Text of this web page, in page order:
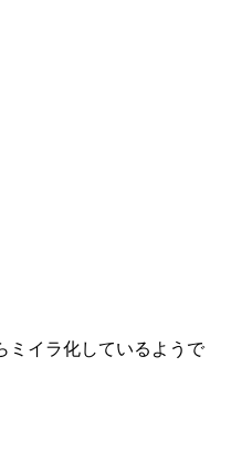
ミイラ化しているようで